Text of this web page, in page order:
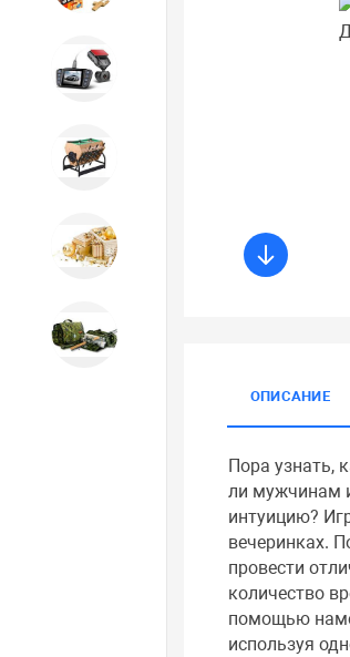
Новогодний ассортимент
ОПИСАНИЕ
Пора узнать,
ли мужчинам
интуицию?
вечеринках.
провести
количество
помощью
используя